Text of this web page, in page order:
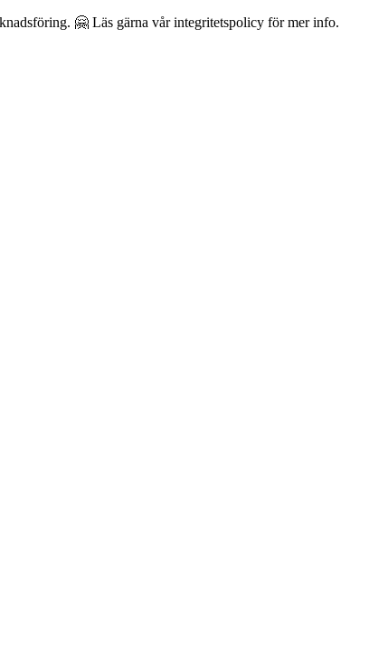
🤗 Läs gärna vår integritetspolicy för mer info.